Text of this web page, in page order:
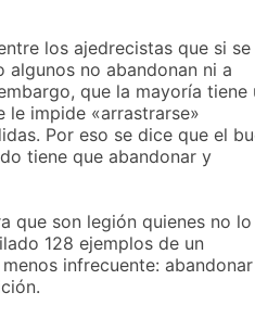
los ajedrecistas que si se
algunos no abandonan ni a
que la mayoría tiene
le impide «arrastrarse»
Por eso se dice que el
tiene que abandonar y
que son legión quienes no lo
128 ejemplos de un
infrecuente: